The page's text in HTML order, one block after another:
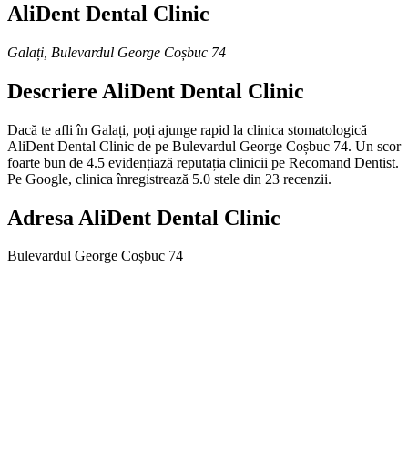
AliDent Dental Clinic
Galați Bulevardul George Coșbuc 74
Descriere AliDent Dental Clinic
Dacă te afli în Galați, poți ajunge rapid la clinica stomatologică
AliDent Dental Clinic de pe Bulevardul George Coșbuc 74. Un scor
foarte bun de 4.5 evidențiază reputația clinicii pe Recomand Dentist.
Pe Google, clinica înregistrează 5.0 stele din 23 recenzii.
Adresa AliDent Dental Clinic
Bulevardul George Coșbuc 74